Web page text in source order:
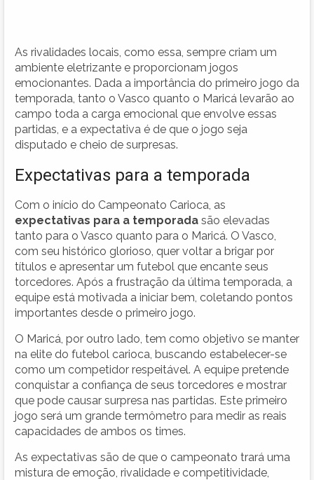
As rivalidades locais, como essa, sempre criam um
ambiente eletrizante e proporcionam jogos
emocionantes. Dada a importância do primeiro jogo da
temporada, tanto o Vasco quanto o Maricá levarão ao
campo toda a carga emocional que envolve essas
partidas, e a expectativa é de que o jogo seja
disputado e cheio de surpresas.
Expectativas para a temporada
Com o início do Campeonato Carioca, as
expectativas para a temporada são elevadas
tanto para o Vasco quanto para o Maricá. O Vasco,
com seu histórico glorioso, quer voltar a brigar por
títulos e apresentar um futebol que encante seus
torcedores. Após a frustração da última temporada, a
equipe está motivada a iniciar bem, coletando pontos
importantes desde o primeiro jogo.
O Maricá, por outro lado, tem como objetivo se manter
na elite do futebol carioca, buscando estabelecer-se
como um competidor respeitável. A equipe pretende
conquistar a confiança de seus torcedores e mostrar
que pode causar surpresa nas partidas. Este primeiro
jogo será um grande termômetro para medir as reais
capacidades de ambos os times.
As expectativas são de que o campeonato trará uma
mistura de emoção, rivalidade e competitividade,